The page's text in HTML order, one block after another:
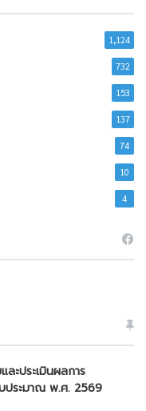
1,124
732
153
137
74
10
4
ละประเมินผลการ
ประมาณ พ.ศ. 2569